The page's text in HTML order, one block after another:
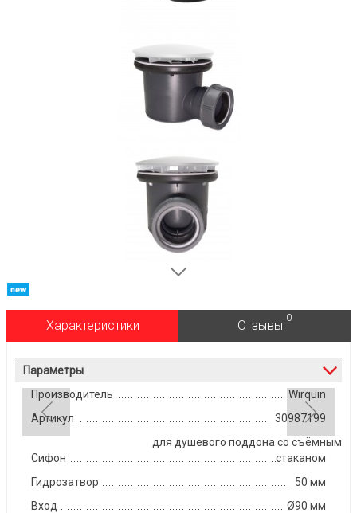
Характеристики Отзывы
0
Параметры
Производитель
Wirquin
Артикул
30987199
Сифон
для душевого поддона со съёмным
стаканом
Гидрозатвор
50 мм
Вход
Ø90 мм